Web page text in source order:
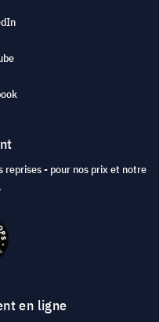
reprises - pour nos prix et notre
en ligne